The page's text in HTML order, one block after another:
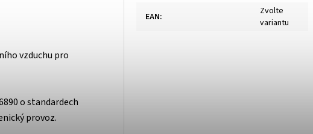
vzduchu pro
o standardech
provoz.
EAN:
Zvolte
variantu